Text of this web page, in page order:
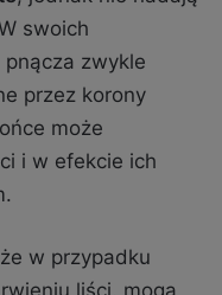
swoich
zwykle
przez korony
może
i w efekcie ich
w przypadku
liści, mogą